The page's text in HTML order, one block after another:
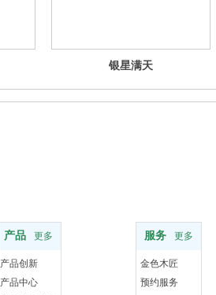
银星满天
产品 更多
产品创新
产品中心
服务 更多
金色木匠
预约服务